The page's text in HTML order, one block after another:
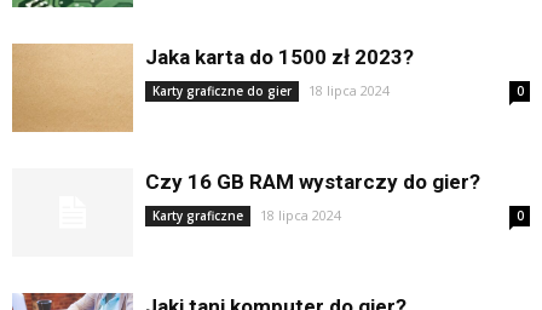
Jaka karta do 1500 zł 2023?
Karty graficzne do gier 18 lipca 2024 0
Czy 16 GB RAM wystarczy do gier?
Karty graficzne 18 lipca 2024 0